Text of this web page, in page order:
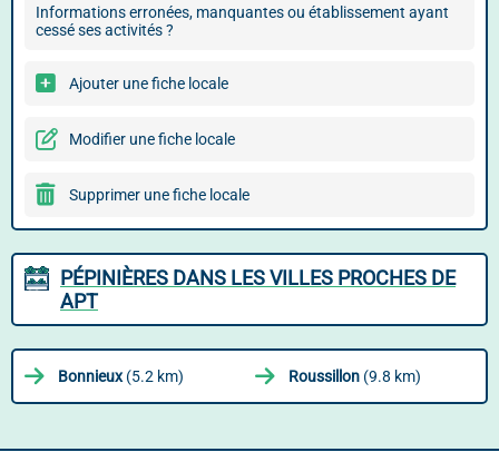
Informations erronées, manquantes ou établissement ayant
cessé ses activités ?
Ajouter une fiche locale
Modifier une fiche locale
Supprimer une fiche locale
PÉPINIÈRES DANS LES VILLES PROCHES DE
APT
Bonnieux(5.2 km) Roussillon (9.8 km)